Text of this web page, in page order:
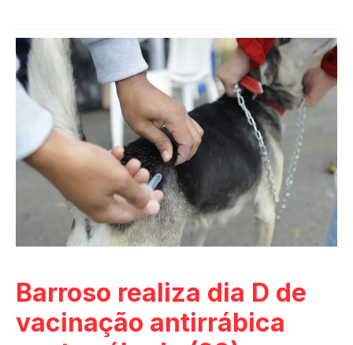
Barroso realiza dia D de
vacinação antirrábica